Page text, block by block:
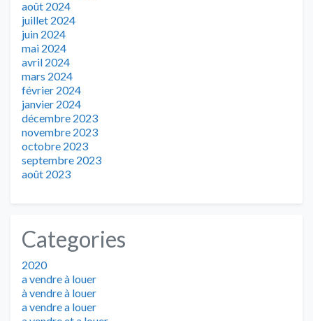
août 2024
juillet 2024
juin 2024
mai 2024
avril 2024
mars 2024
février 2024
janvier 2024
décembre 2023
novembre 2023
octobre 2023
septembre 2023
août 2023
Categories
2020
a vendre à louer
à vendre à louer
a vendre a louer